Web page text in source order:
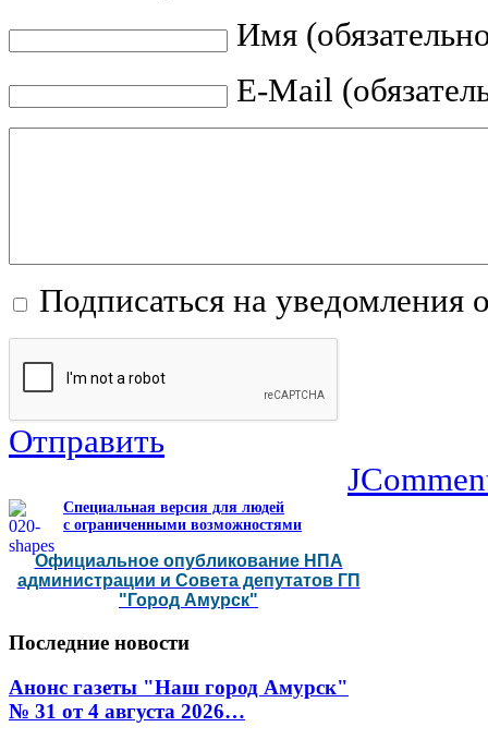
Имя
E-Mail
Подписаться на уведомления
Отправить
Специальная версия для людей
с ограниченными возможностями
Официальное опубликование НПА
администрации и Совета депутатов ГП
"Город Амурск"
Последние новости
Анонс газеты "Наш город Амурск"
№ 31 от 4 августа 2026…